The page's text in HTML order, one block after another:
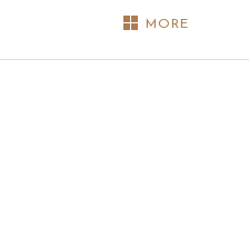
MORE